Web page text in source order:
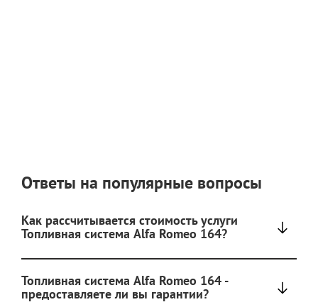
Ответы на популярные вопросы
Как рассчитывается стоимость услуги
Топливная система Alfa Romeo 164?
Топливная система Alfa Romeo 164 -
предоставляете ли вы гарантии?